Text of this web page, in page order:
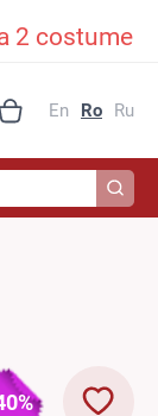
în
En Ro Ru